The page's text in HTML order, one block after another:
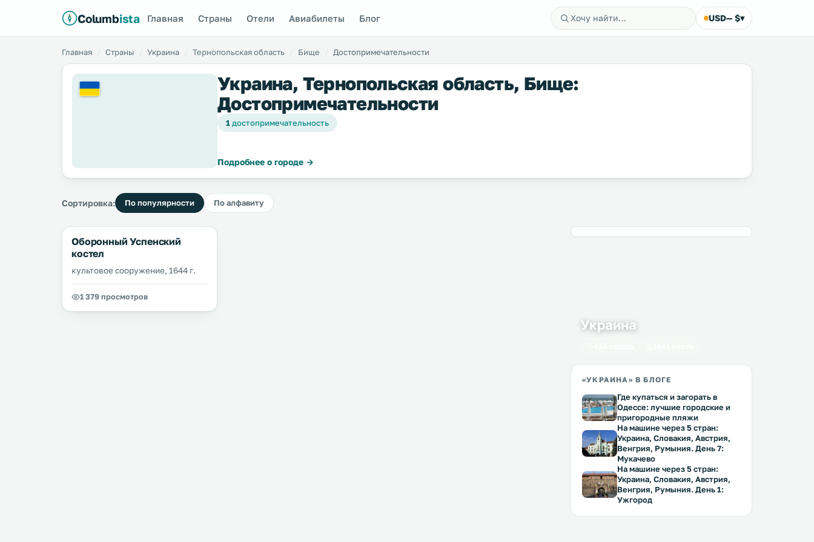
Columbista Главная Страны Отели Авиабилеты Блог USD— $▾
Главная Страны Украина Тернопольская область Бище Достопримечательности
Украина, Тернопольская область, Бище:
Достопримечательности
1достопримечательность
Подробнее о городе →
Сортировка: По популярности По алфавиту
Оборонный Успенский
костел
культовое сооружение, 1644 г.
1 379 просмотров
Украина
«УКРАИНА» В БЛОГЕ
Где купаться и загорать в
Одессе: лучшие городские и
пригородные пляжи
На машине через 5 стран:
Украина, Словакия, Австрия,
Венгрия, Румыния. День 7:
Мукачево
На машине через 5 стран:
Украина, Словакия, Австрия,
Венгрия, Румыния. День 1:
Ужгород